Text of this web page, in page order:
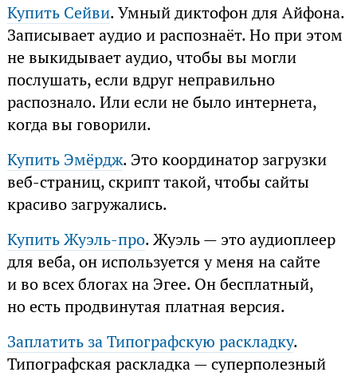
Купить Сейви. Умный диктофон для Айфона.
Записывает аудио и распознаёт. Но при этом
не выкидывает аудио, чтобы вы могли
послушать, если вдруг неправильно
распознало. Или если не было интернета,
когда вы говорили.
Купить Эмёрдж. Это координатор загрузки
веб-страниц, скрипт такой, чтобы сайты
красиво загружались.
Купить Жуэль-про. Жуэль — это аудиоплеер
для веба, он используется у меня на сайте
и во всех блогах на Эгее. Он бесплатный,
но есть продвинутая платная версия.
Заплатить за Типографскую раскладку.
Типографская раскладка — суперполезный